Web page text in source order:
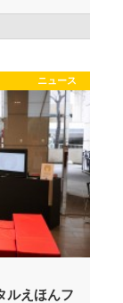
ニュース
ルえほんフ